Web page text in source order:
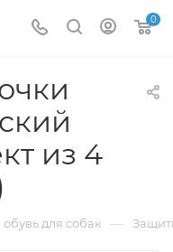
0
из 4
для собак —